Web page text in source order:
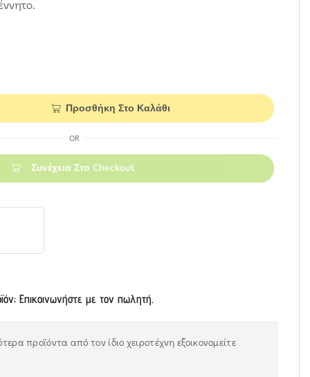
Προσθήκη Στο Καλάθι
OR
Συνέχεια Στο Checkout
Επικοινωνήστε με τον πωλητή.
προϊόντα από τον ίδιο χειροτέχνη εξοικονομείτε